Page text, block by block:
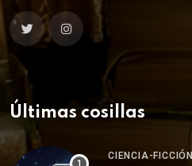
Últimas cosillas
CIENCIA-FICCIÓN